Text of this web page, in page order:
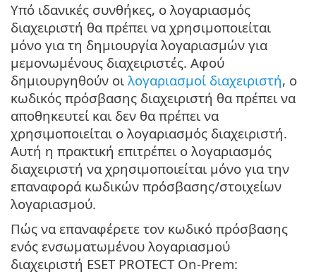
Υπό ιδανικές συνθήκες, ο λογαριασμός
διαχειριστή θα πρέπει να χρησιμοποιείται
μόνο για τη δημιουργία λογαριασμών για
μεμονωμένους διαχειριστές. Αφού
δημιουργηθούν οι λογαριασμοί διαχειριστή, ο
κωδικός πρόσβασης διαχειριστή θα πρέπει να
αποθηκευτεί και δεν θα πρέπει να
χρησιμοποιείται ο λογαριασμός διαχειριστή.
Αυτή η πρακτική επιτρέπει ο λογαριασμός
διαχειριστή να χρησιμοποιείται μόνο για την
επαναφορά κωδικών πρόσβασης/στοιχείων
λογαριασμού.
Πώς να επαναφέρετε τον κωδικό πρόσβασης
ενός ενσωματωμένου λογαριασμού
διαχειριστή ESET PROTECT On-Prem: